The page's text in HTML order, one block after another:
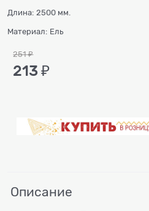
Длина: 2500 мм.
Материал: Ель
251 ₽
213 ₽
Описание